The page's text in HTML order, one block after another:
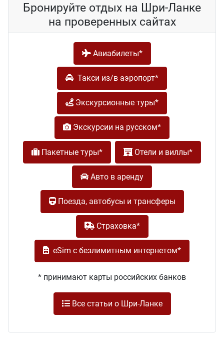
Бронируйте отдых на Шри-Ланке
на проверенных сайтах
Авиабилеты*
Такси из/в аэропорт*
Экскурсионные туры*
Экскурсии на русском*
Пакетные туры* Отели и виллы*
Авто в аренду
Поезда, автобусы и трансферы
Cтраховка*
eSim с безлимитным интернетом*
* принимают карты российских банков
Все статьи о Шри-Ланке